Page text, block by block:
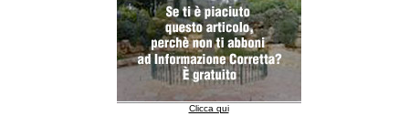
Clicca qui